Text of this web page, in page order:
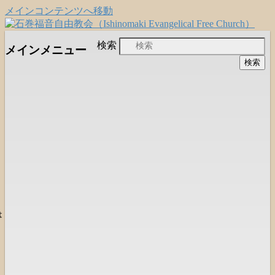
メインコンテンツへ移動
石巻福音自由教会
（Ishinomaki Evangelical Free
日本福音自由教会の有志による「石巻宣
教支援会」によって支えられる新しい
検索
メインメニュー